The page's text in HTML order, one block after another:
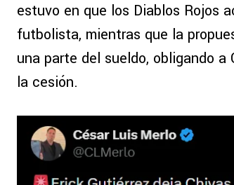
estuvo en que los Diablos Rojos
futbolista, mientras que la
una parte del sueldo, obligando
la cesión.